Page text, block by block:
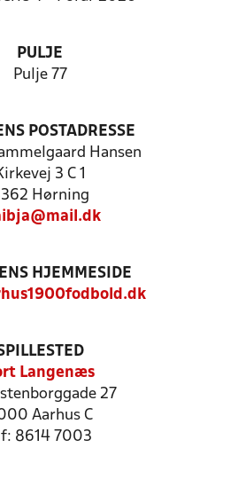
PULJE
Pulje 77
POSTADRESSE
Hansen
3 C 1
Hørning
HJEMMESIDE
Langenæs
27
Aarhus C
8614 7003